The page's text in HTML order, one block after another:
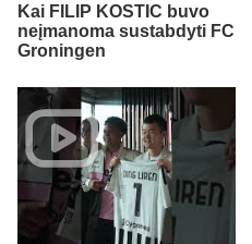
Kai FILIP KOSTIC buvo
neįmanoma sustabdyti FC
Groningen